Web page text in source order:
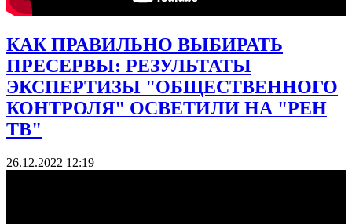
КАК ПРАВИЛЬНО ВЫБИРАТЬ
ПРЕСЕРВЫ: РЕЗУЛЬТАТЫ
ЭКСПЕРТИЗЫ "ОБЩЕСТВЕННОГО
КОНТРОЛЯ" ОСВЕТИЛИ НА "РЕН
ТВ"
26.12.2022 12:19